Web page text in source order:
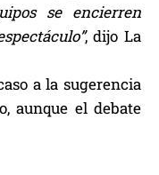
se encierren
, dijo La
a la sugerencia
aunque el debate